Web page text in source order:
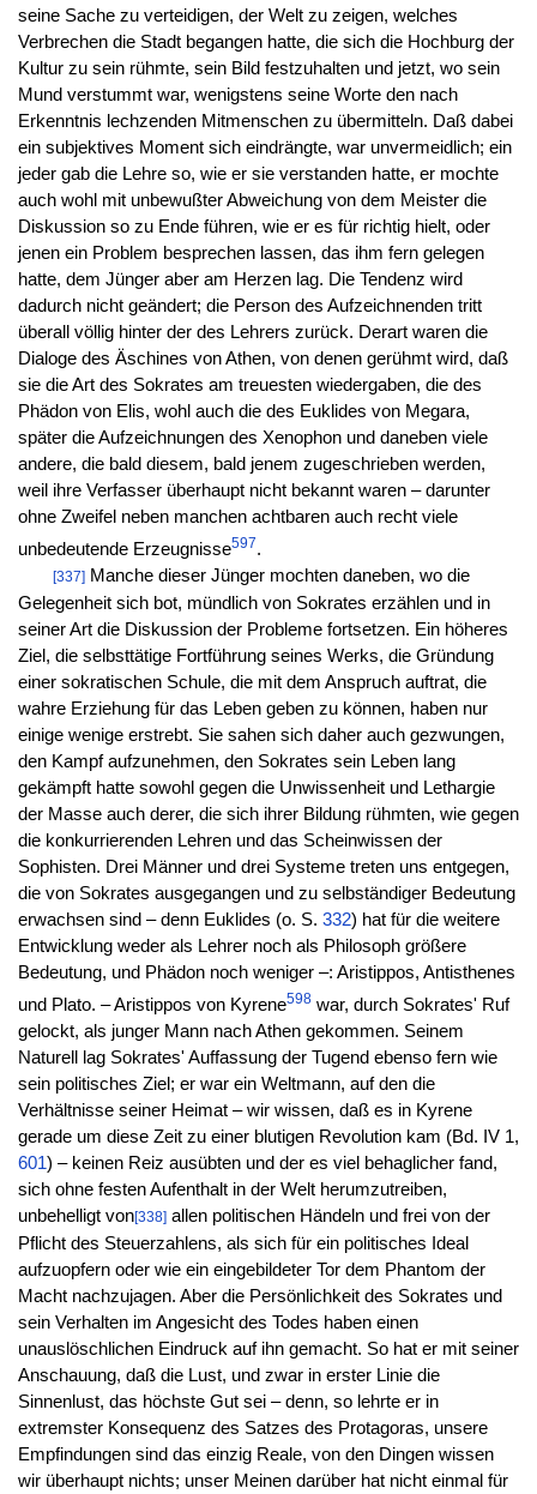
seine Sache zu verteidigen, der Welt zu zeigen, welches
Verbrechen die Stadt begangen hatte, die sich die Hochburg der
Kultur zu sein rühmte, sein Bild festzuhalten und jetzt, wo sein
Mund verstummt war, wenigstens seine Worte den nach
Erkenntnis lechzenden Mitmenschen zu übermitteln. Daß dabei
ein subjektives Moment sich eindrängte, war unvermeidlich; ein
jeder gab die Lehre so, wie er sie verstanden hatte, er mochte
auch wohl mit unbewußter Abweichung von dem Meister die
Diskussion so zu Ende führen, wie er es für richtig hielt, oder
jenen ein Problem besprechen lassen, das ihm fern gelegen
hatte, dem Jünger aber am Herzen lag. Die Tendenz wird
dadurch nicht geändert; die Person des Aufzeichnenden tritt
überall völlig hinter der des Lehrers zurück. Derart waren die
Dialoge des Äschines von Athen, von denen gerühmt wird, daß
sie die Art des Sokrates am treuesten wiedergaben, die des
Phädon von Elis, wohl auch die des Euklides von Megara,
später die Aufzeichnungen des Xenophon und daneben viele
andere, die bald diesem, bald jenem zugeschrieben werden,
weil ihre Verfasser überhaupt nicht bekannt waren – darunter
ohne Zweifel neben manchen achtbaren auch recht viele
unbedeutende Erzeugnisse597.
[337]Manche dieser Jünger mochten daneben, wo die
Gelegenheit sich bot, mündlich von Sokrates erzählen und in
seiner Art die Diskussion der Probleme fortsetzen. Ein höheres
Ziel, die selbsttätige Fortführung seines Werks, die Gründung
einer sokratischen Schule, die mit dem Anspruch auftrat, die
wahre Erziehung für das Leben geben zu können, haben nur
einige wenige erstrebt. Sie sahen sich daher auch gezwungen,
den Kampf aufzunehmen, den Sokrates sein Leben lang
gekämpft hatte sowohl gegen die Unwissenheit und Lethargie
der Masse auch derer, die sich ihrer Bildung rühmten, wie gegen
die konkurrierenden Lehren und das Scheinwissen der
Sophisten. Drei Männer und drei Systeme treten uns entgegen,
die von Sokrates ausgegangen und zu selbständiger Bedeutung
erwachsen sind – denn Euklides (o. S. 332) hat für die weitere
Entwicklung weder als Lehrer noch als Philosoph größere
Bedeutung, und Phädon noch weniger –: Aristippos, Antisthenes
und Plato. – Aristippos von Kyrene598war, durch Sokrates' Ruf
gelockt, als junger Mann nach Athen gekommen. Seinem
Naturell lag Sokrates' Auffassung der Tugend ebenso fern wie
sein politisches Ziel; er war ein Weltmann, auf den die
Verhältnisse seiner Heimat – wir wissen, daß es in Kyrene
gerade um diese Zeit zu einer blutigen Revolution kam (Bd. IV 1,
601) – keinen Reiz ausübten und der es viel behaglicher fand,
sich ohne festen Aufenthalt in der Welt herumzutreiben,
unbehelligt von[338]allen politischen Händeln und frei von der
Pflicht des Steuerzahlens, als sich für ein politisches Ideal
aufzuopfern oder wie ein eingebildeter Tor dem Phantom der
Macht nachzujagen. Aber die Persönlichkeit des Sokrates und
sein Verhalten im Angesicht des Todes haben einen
unauslöschlichen Eindruck auf ihn gemacht. So hat er mit seiner
Anschauung, daß die Lust, und zwar in erster Linie die
Sinnenlust, das höchste Gut sei – denn, so lehrte er in
extremster Konsequenz des Satzes des Protagoras, unsere
Empfindungen sind das einzig Reale, von den Dingen wissen
wir überhaupt nichts; unser Meinen darüber hat nicht einmal für